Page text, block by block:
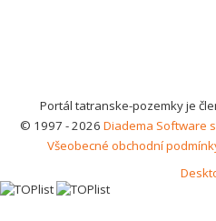
Portál tatranske-pozemky je
© 1997 - 2026 Diadema Software
Všeobecné obchodní